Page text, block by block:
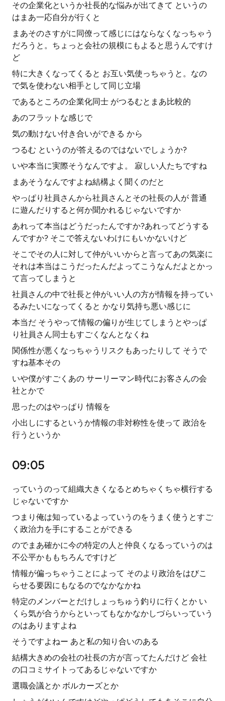
その企業化というか社長的な悩みが出てきて というの
はまあ一応自分が行くと
まあそのさすがに同僚って感じにはならなくなっちゃう
だろうと。ちょっと会社の規模にもよると思うんですけ
ど
特に大きくなってくると お互い気使っちゃうと。なの
で気を使わない相手として同じ立場
であるところの企業化同士 がつるむとまあ比較的
あのフラットな感じで
気の動けない付き合いができる から
つるむ というのが答えるのではないでしょうか?
いや本当に実際そうなんですよ。 寂しい人たちですね
まあそうなんですよね結構よく聞くのだと
やっぱり社員さんから社員さんとその社長の人が 普通
に遊んだりすると何か聞かれるじゃないですか
あれって本当はどうだったんですか?あれってどうする
んですか? そこで答えないわけにもいかないけど
そこでその人に対して仲がいいからと言ってあの気楽に
それは本当はこうだったんだよってこうなんだよとかっ
て言ってしまうと
社員さんの中で社長と仲がいい人の方が情報を持ってい
るみたいになってくると かなり気持ち悪い感じに
本当だ そうやって情報の偏りが生じてしまうとやっぱ
り社員さん同士もすごくなんとなくね
関係性が悪くなっちゃうリスクもあったりして そうで
すね基本その
いや僕がすごくあの サーリーマン時代にお客さんの会
社とかで
思ったのはやっぱり 情報を
小出しにするというか情報の非対称性を使って 政治を
行うというか
09:05
っていうのって組織大きくなるとめちゃくちゃ横行する
じゃないですか
つまり俺は知っているよっていうのをうまく使うとすご
く政治力を手にすることができる
のでまあ確かに今の特定の人と仲良くなるっていうのは
不公平かももちろんですけど
情報が偏っちゃうことによって そのより政治をはびこ
らせる要因にもなるのでなかなかね
特定のメンバーとだけしょっちゅう釣りに行くとか い
くら気が合うからといってもなかなかしづらいっていう
のはありますよね
そうですよねー あと私の知り合いのある
結構大きめの会社の社長の方が言ってたんだけど 会社
の口コミサイトってあるじゃないですか
選職会議とか ボルカーズとか